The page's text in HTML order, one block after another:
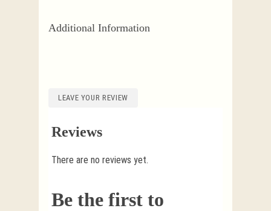
Additional Information
LEAVE YOUR REVIEW
Reviews
There are no reviews yet.
Be the first to